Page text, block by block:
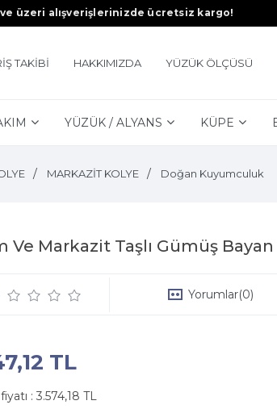
üzeri alışverişlerinizde ücretsiz kargo!
TAKİBİ HAKKIMIZDA YÜZÜK ÖLÇÜSÜ
YÜZÜK / ALYANS KÜPE
MARKAZİT KOLYE Doğan Kuyumculuk
Ve Markazit Taşlı Gümüş
Yorumlar(0)
TL
: 3.574,18 TL